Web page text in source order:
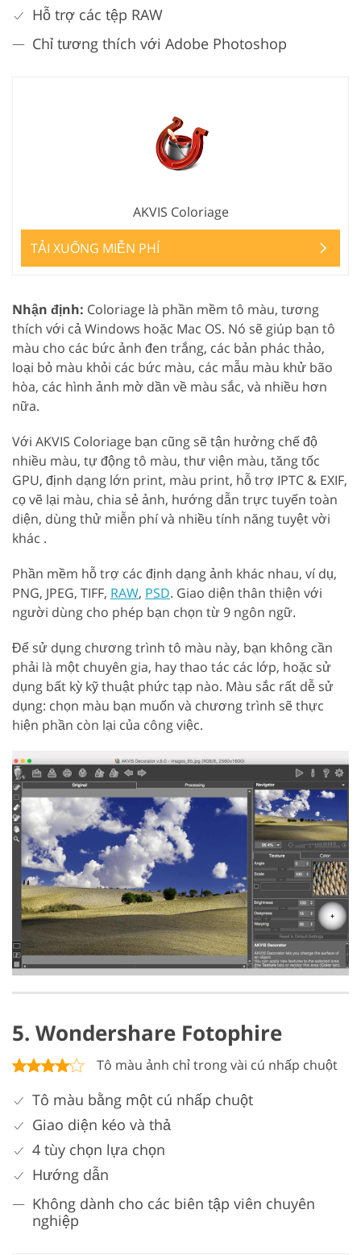
Hỗ trợ các tệp RAW
Chỉ tương thích với Adobe Photoshop
AKVIS Coloriage
TẢI XUỐNG MIỄN PHÍ
Nhận định: Coloriage là phần mềm tô màu, tương
thích với cả Windows hoặc Mac OS. Nó sẽ giúp bạn tô
màu cho các bức ảnh đen trắng, các bản phác thảo,
loại bỏ màu khỏi các bức màu, các mẫu màu khử bão
hòa, các hình ảnh mờ dần về màu sắc, và nhiều hơn
nữa.
Với AKVIS Coloriage bạn cũng sẽ tận hưởng chế độ
nhiều màu, tự động tô màu, thư viện màu, tăng tốc
GPU, định dạng lớn print, màu print, hỗ trợ IPTC & EXIF,
cọ vẽ lại màu, chia sẻ ảnh, hướng dẫn trực tuyến toàn
diện, dùng thử miễn phí và nhiều tính năng tuyệt vời
khác .
Phần mềm hỗ trợ các định dạng ảnh khác nhau, ví dụ,
PNG, JPEG, TIFF, RAW, PSD. Giao diện thân thiện với
người dùng cho phép bạn chọn từ 9 ngôn ngữ.
Để sử dụng chương trình tô màu này, bạn không cần
phải là một chuyên gia, hay thao tác các lớp, hoặc sử
dụng bất kỳ kỹ thuật phức tạp nào. Màu sắc rất dễ sử
dụng: chọn màu bạn muốn và chương trình sẽ thực
hiện phần còn lại của công việc.
5. Wondershare Fotophire
Tô màu ảnh chỉ trong vài cú nhấp chuột
Tô màu bằng một cú nhấp chuột
Giao diện kéo và thả
4 tùy chọn lựa chọn
Hướng dẫn
Không dành cho các biên tập viên chuyên
nghiệp